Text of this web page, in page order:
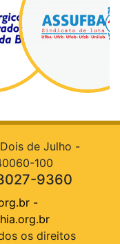
Dois de Julho -
100
9360
-
os direitos